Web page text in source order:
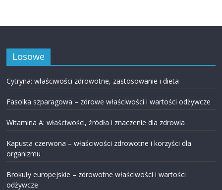
Losowe
Cytryna: właściwości zdrowotne, zastosowanie i dieta
Fasolka szparagowa – zdrowe właściwości i wartości odżywcze
Witamina A: właściwości, źródła i znaczenie dla zdrowia
Kapusta czerwona – właściwości zdrowotne i korzyści dla
organizmu
Brokuły europejskie – zdrowotne właściwości i wartości
odżywcze